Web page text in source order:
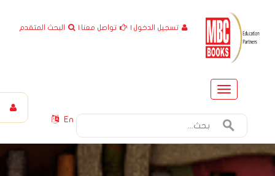
| البحث المتقدم | تواصل معنا تسجيل الدخول
Toggle
navigation
En